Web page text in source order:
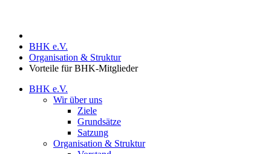
BHK e.V.
Organisation & Struktur
Vorteile für BHK-Mitglieder
BHK e.V.
Wir über uns
Ziele
Grundsätze
Satzung
Organisation & Struktur